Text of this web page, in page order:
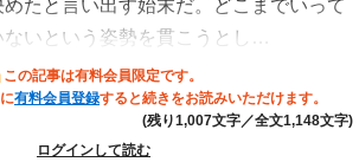
たと言い出す始末だ。どこまでいって
いという姿勢を貫こうとし…
この記事は有料会員限定です。
有料会員登録すると続きをお読みいただけます。
(残り1,007文字／全文1,148文字)
ログインして読む